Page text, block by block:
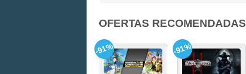
OFERTAS RECOMENDADAS
-91% -91%